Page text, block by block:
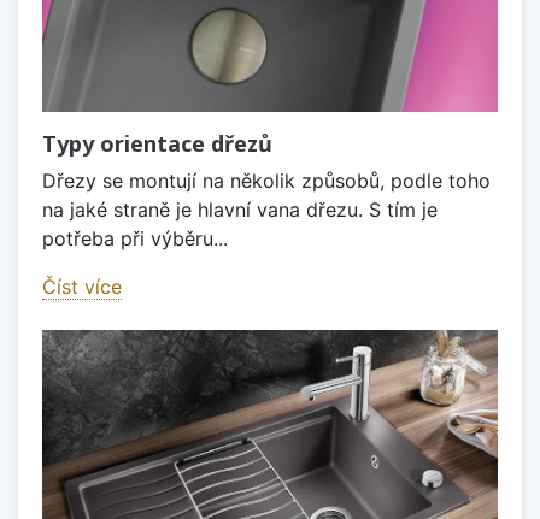
Typy orientace dřezů
Dřezy se montují na několik způsobů, podle toho
na jaké straně je hlavní vana dřezu. S tím je
potřeba při výběru...
Číst více